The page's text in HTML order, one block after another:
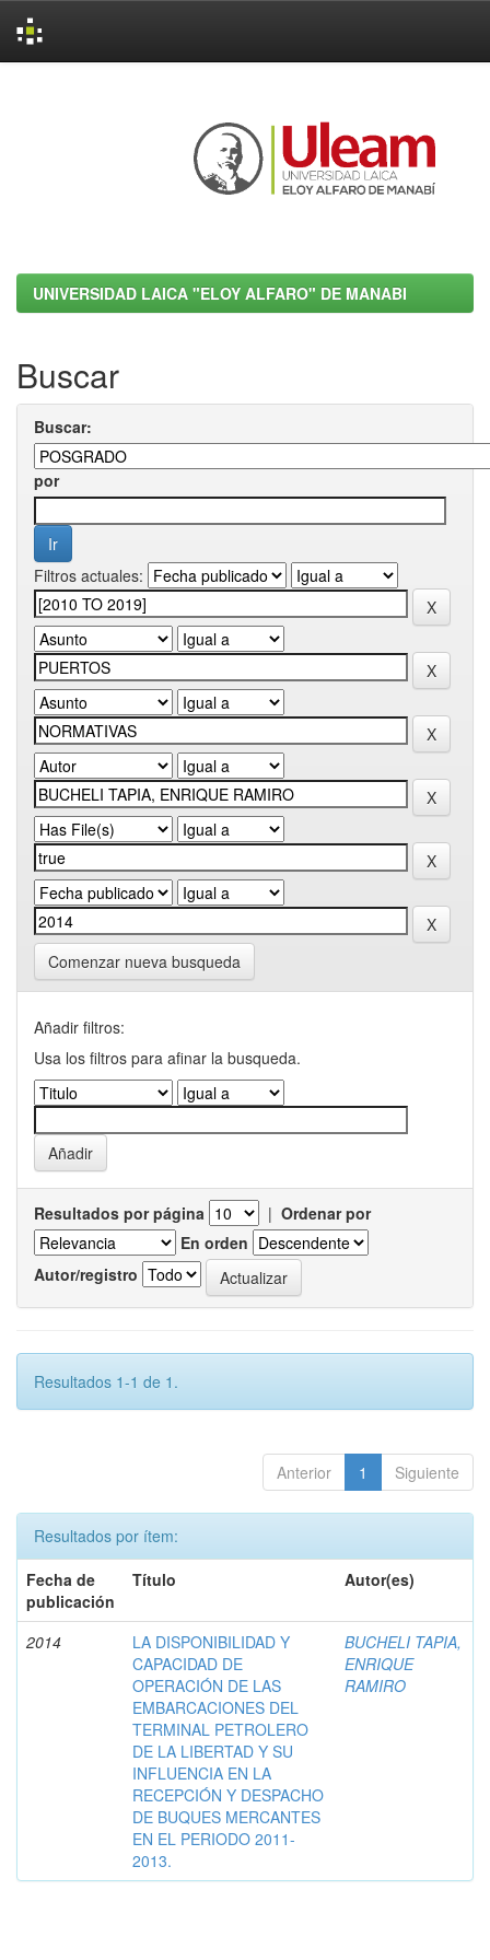
UNIVERSIDAD LAICA "ELOY ALFARO" DE MANABI
Buscar
Buscar:
por
Filtros actuales:
Comenzar nueva busqueda
Añadir filtros:
Usa los filtros para afinar la busqueda.
Resultados por página | Ordenar por
En orden
Autor/registro
Resultados 1-1 de 1.
Anterior 1 Siguiente
Resultados por ítem:
Fecha de
publicación
Título Autor(es)
2014
LA DISPONIBILIDAD Y
CAPACIDAD DE
OPERACIÓN DE LAS
EMBARCACIONES DEL
TERMINAL PETROLERO
DE LA LIBERTAD Y SU
INFLUENCIA EN LA
RECEPCIÓN Y DESPACHO
DE BUQUES MERCANTES
EN EL PERIODO 2011-
2013.
BUCHELI TAPIA,
ENRIQUE
RAMIRO